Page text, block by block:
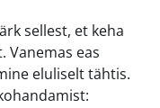
sellest, et keha
Vanemas eas
eluliselt tähtis.